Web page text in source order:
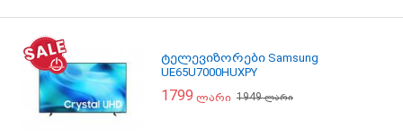
ტელევიზორები Samsung
UE65U7000HUXPY
1799 ლარი 1949ლარი